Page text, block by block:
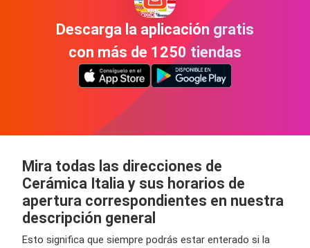
Descarga la aplicación gratis
con más de 1250 tiendas
Mira todas las direcciones de
Cerámica Italia y sus horarios de
apertura correspondientes en nuestra
descripción general
Esto significa que siempre podrás estar enterado si la